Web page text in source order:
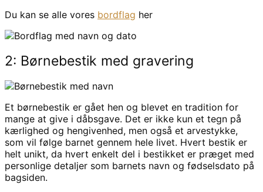
Du kan se alle vores bordflag her
2: Børnebestik med gravering
Et børnebestik er gået hen og blevet en tradition for
mange at give i dåbsgave. Det er ikke kun et tegn på
kærlighed og hengivenhed, men også et arvestykke,
som vil følge barnet gennem hele livet. Hvert bestik er
helt unikt, da hvert enkelt del i bestikket er præget med
personlige detaljer som barnets navn og fødselsdato på
bagsiden.